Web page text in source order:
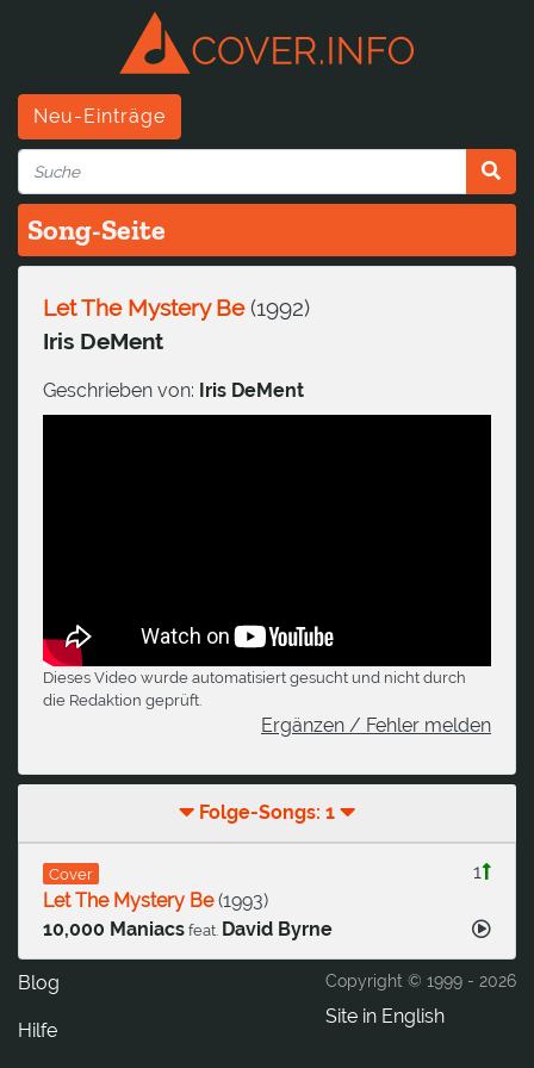
Neu-Einträge
Song-Seite
Let The Mystery Be(1992)
Iris DeMent
Geschrieben von: Iris DeMent
Dieses Video wurde automatisiert gesucht und nicht durch
die Redaktion geprüft.
Ergänzen / Fehler melden
Folge-Songs: 1
Cover
1
Let The Mystery Be(1993)
10,000 Maniacs feat. David Byrne
Copyright © 1999 - 2026
Site in English
Blog
Hilfe